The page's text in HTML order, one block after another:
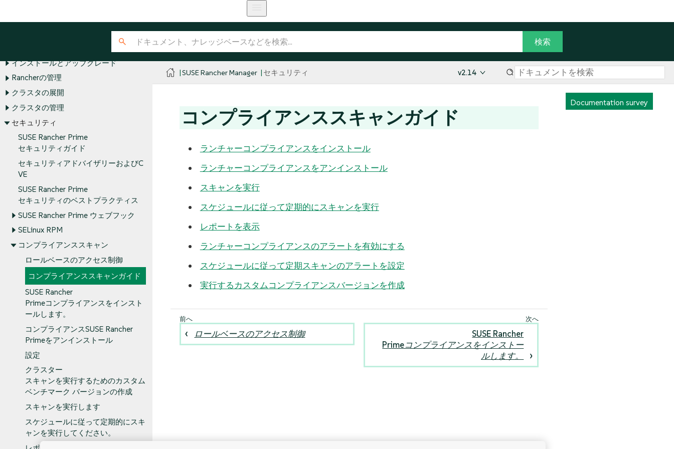
インストールとアップグレード
Rancherの管理
クラスタの展開
クラスタの管理
セキュリティ
SUSE Rancher Prime
セキュリティガイド
セキュリティアドバイザリーおよびC
VE
SUSE Rancher Prime
セキュリティのベストプラクティス
SUSE Rancher Prime ウェブフック
SELinux RPM
コンプライアンススキャン
ロールベースのアクセス制御
コンプライアンススキャンガイド
SUSE Rancher
Primeコンプライアンスをインスト
ールします。
コンプライアンスSUSE Rancher
Primeをアンインストール
設定
クラスター
スキャンを実行するためのカスタム
ベンチマーク バージョンの作成
スキャンを実行します
スケジュールに従って定期的にスキ
ャンを実行してください。
SUSE Rancher Manager セキュリティ v2.14
Documentation survey
コンプライアンススキャンガイド
ランチャーコンプライアンスをインストール
ランチャーコンプライアンスをアンインストール
スキャンを実行
スケジュールに従って定期的にスキャンを実行
レポートを表示
ランチャーコンプライアンスのアラートを有効にする
スケジュールに従って定期スキャンのアラートを設定
実行するカスタムコンプライアンスバージョンを作成
ロールベースのアクセス制御
SUSE Rancher
Primeコンプライアンスをインストー
ルします。